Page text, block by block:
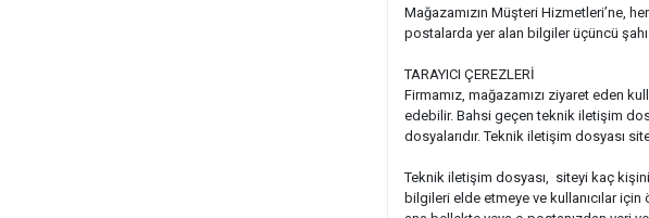
Mağazamızın Müşteri Hizmetleri’ne,
postalarda yer alan bilgiler üçüncü
TARAYICI ÇEREZLERİ
Firmamız, mağazamızı ziyaret eden
edebilir. Bahsi geçen teknik iletişim
dosyalarıdır. Teknik iletişim dosyası
Teknik iletişim dosyası, siteyi kaç
bilgileri elde etmeye ve kullanıcılar